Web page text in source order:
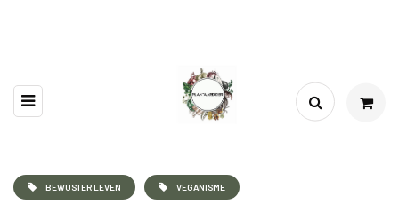
BEWUSTER LEVEN VEGANISME